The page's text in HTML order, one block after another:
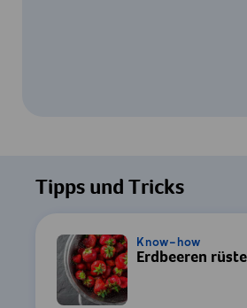
Ihre Zustimmung zur
durch YouTube erforderlich.
Einstellungen
Tipps und Tricks
Know-how
Erdbeeren